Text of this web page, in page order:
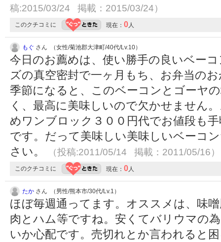
稿:2015/03/24 掲載：2015/03/24）
このクチコミに 現在： 0 人
もぐ さん （女性/菊池郡大津町/40代/Lv.10）
今日のお薦めは、使い勝手の良いベー
ズの真空密封で一ヶ月もち、お弁当の
季節になると、このベーコンとゴーヤ
く、最高に美味しいので欠かせません
めワンブロック３００円代でお値段も
です。だって美味しい美味しいベーコ
さい。
（投稿:2011/05/14 掲載：2011/05/16）
このクチコミに 現在： 0 人
たか さん （男性/熊本市/30代/Lv.1）
ほぼ毎週通ってます。オススメは、味
肉とハム等ですね。安くてバリウマの
いか心配です。売切れとか言われると